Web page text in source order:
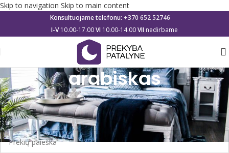
Skip to navigation Skip to main content
Konsultuojame telefonu: +370 652 52746
I-V10.00-17.00VI 10.00-14.00VII nedirbame
arabiskas
Pradžia/Katalogas/Produktai su žymomis “arabiskas”
Produktų nerasta.